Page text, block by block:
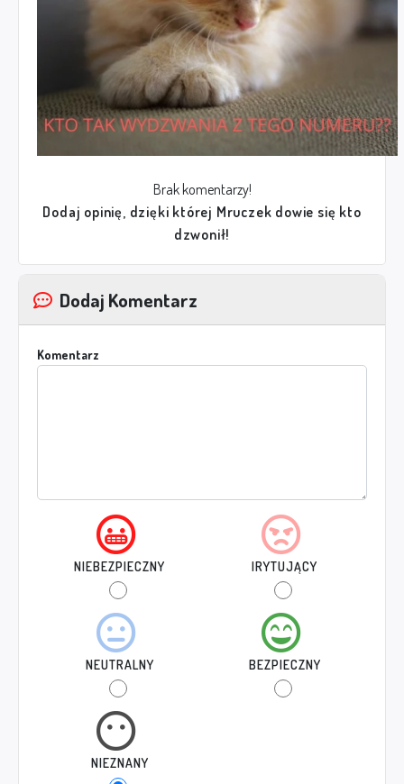
Brak komentarzy!
Dodaj opinię, dzięki której Mruczek dowie się kto
dzwonił!
Dodaj Komentarz
Komentarz
NIEBEZPIECZNY IRYTUJĄCY
NEUTRALNY BEZPIECZNY
NIEZNANY